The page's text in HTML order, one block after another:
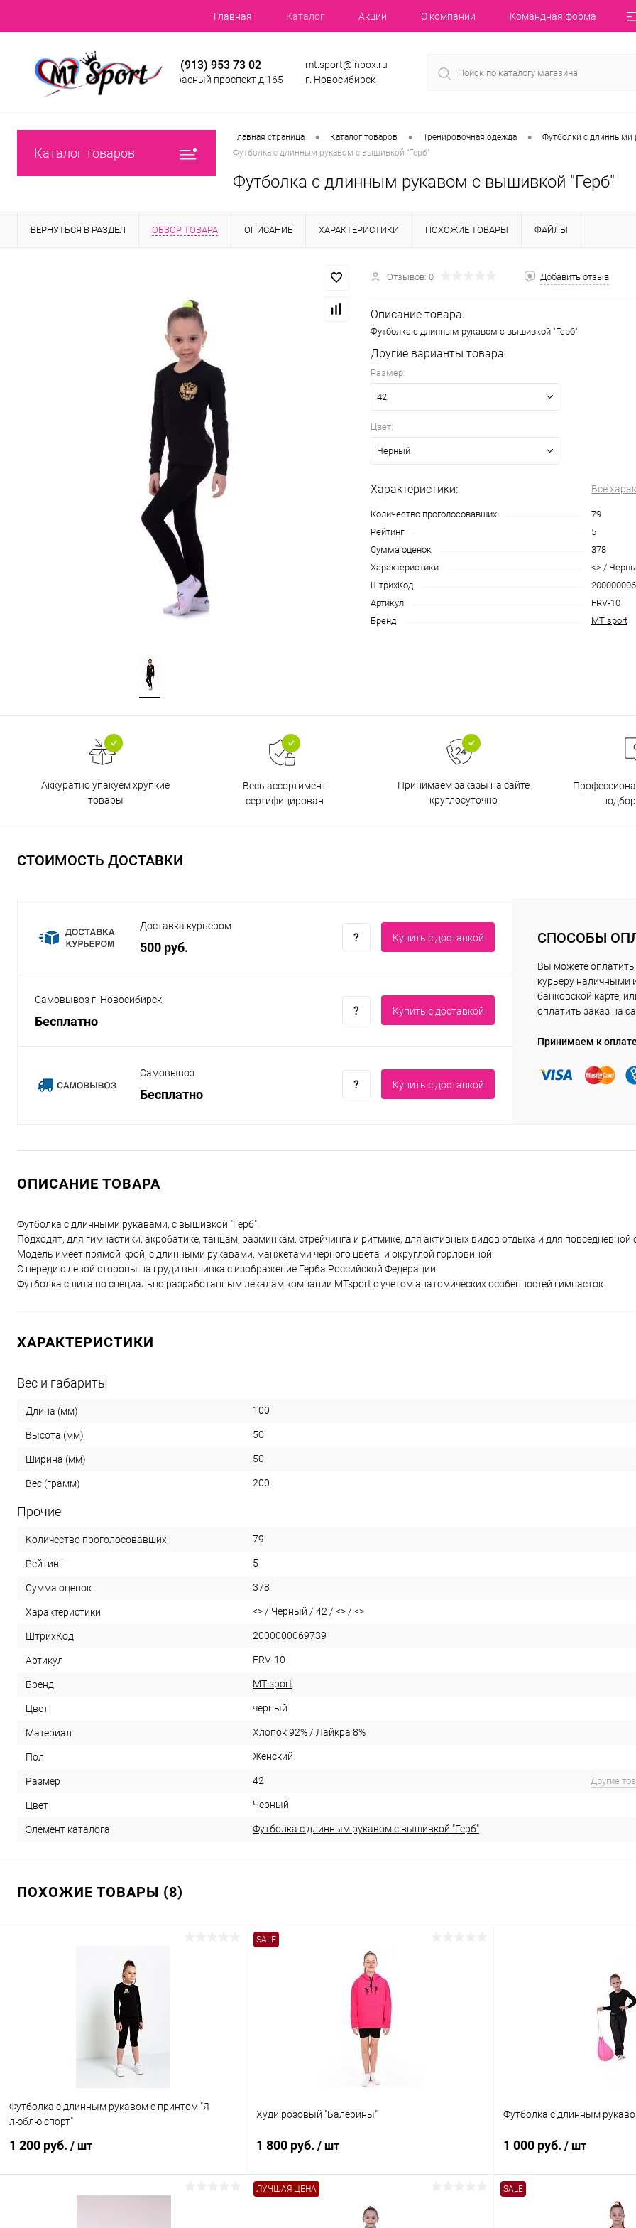
Главная Каталог Акции О компании Командная форма
+7(913) 953 73 02
Красный проспект д.165
mt.sport@inbox.ru
г. Новосибирск
Каталог товаров
Главная страница • Каталог товаров • Тренировочная одежда •
Футболки с длинными
Футболка с длинным рукавом с вышивкой "Герб"
Футболка с длинным рукавом с вышивкой "Герб"
ВЕРНУТЬСЯ В РАЗДЕЛ ОБЗОР ТОВАРА ОПИСАНИЕ ХАРАКТЕРИСТИКИ ПОХОЖИЕ ТОВАРЫ ФАЙЛЫ
Отзывов: 0 Добавить отзыв
Описание товара:
Футболка с длинным рукавом с вышивкой "Герб"
Другие варианты товара:
Размер:
42
Цвет:
Черный
Характеристики: Все
Количество проголосовавших
79
Рейтинг
5
Сумма оценок
378
Характеристики
<> /
ШтрихКод
Артикул
FRV-10
Бренд
MT sport
Аккуратно упакуем хрупкие
товары
Весь ассортимент
сертифицирован
Принимаем заказы на сайте
круглосуточно
СТОИМОСТЬ ДОСТАВКИ
Доставка курьером
500 руб.
Купить c доставкой
Самовывоз г. Новосибирск
Бесплатно
Купить c доставкой
Самовывоз
Бесплатно
Купить c доставкой
СПОСОБЫ
Вы можете оплатить
курьеру наличными
банковской карте,
оплатить заказ на
Принимаем к
ОПИСАНИЕ ТОВАРА
Футболка с длинными рукавами, с вышивкой "Герб".
Подходят, для гимнастики, акробатике, танцам, разминкам, стрейчинга и ритмике, для активных видов отдыха и для
Модель имеет прямой крой, с длинными рукавами, манжетами черного цвета и округлой горловиной.
С переди с левой стороны на груди вышивка с изображение Герба Российской Федерации.
Футболка сшита по специально разработанным лекалам компании MTsport с учетом анатомических особенностей гимнасток.
ХАРАКТЕРИСТИКИ
Вес и габариты
Длина (мм) 100
Высота (мм) 50
Ширина (мм) 50
Вес (грамм) 200
Прочие
Количество проголосовавших 79
Рейтинг 5
Сумма оценок 378
Характеристики <> / Черный / 42 / <> / <>
ШтрихКод 2000000069739
Артикул FRV-10
Бренд MT sport
Цвет черный
Материал Хлопок 92% / Лайкра 8%
Пол Женский
Размер 42 Другие
Цвет Черный
Элемент каталога Футболка с длинным рукавом с вышивкой "Герб"
ПОХОЖИЕ ТОВАРЫ (8)
Футболка с длинным рукавом с принтом "Я
люблю спорт"
1 200 руб. / шт
SALE
Худи розовый "Балерины"
1 800 руб. / шт
В корзину
Футболка с длинным
1 000 руб. / шт
В
ЛУЧШАЯ ЦЕНА SALE